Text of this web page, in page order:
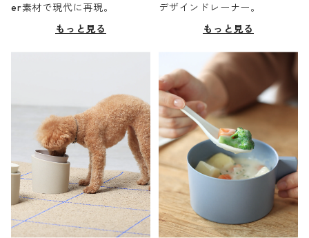
er素材で現代に再現。
もっと見る
デザインドレーナー。
もっと見る